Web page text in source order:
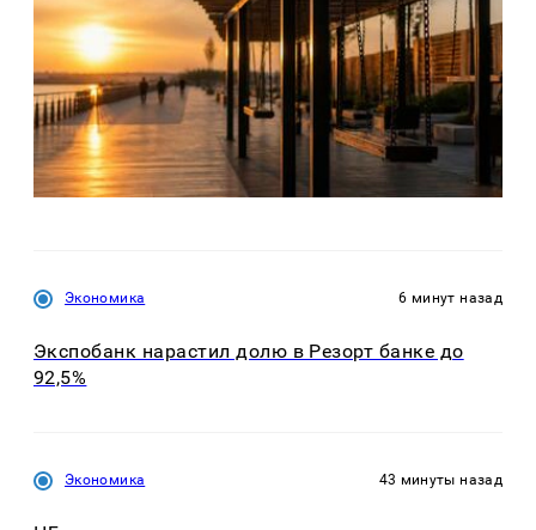
Экономика 6 минут назад
Экспобанк нарастил долю в Резорт банке до
92,5%
Экономика 43 минуты назад